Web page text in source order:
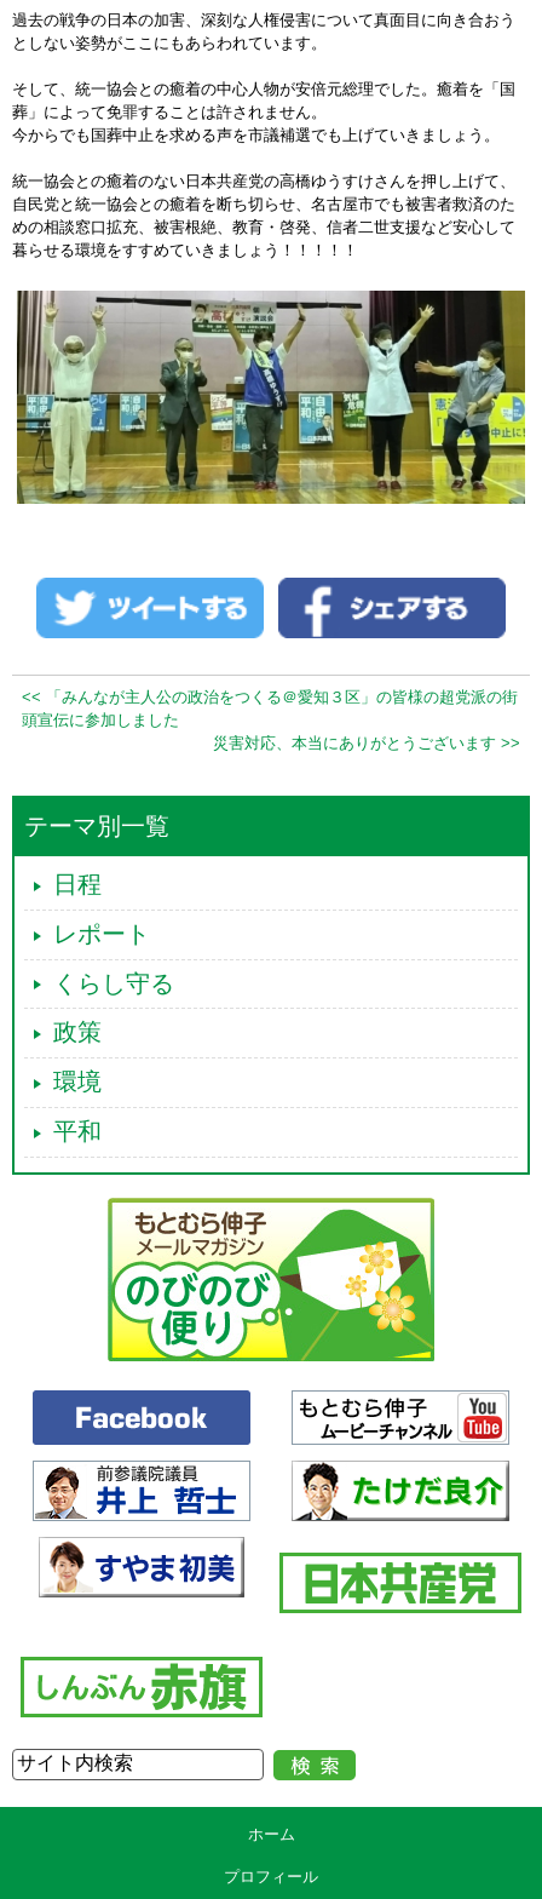
過去の戦争の日本の加害、深刻な人権侵害について真面目に向き合おう
としない姿勢がここにもあらわれています。
そして、統一協会との癒着の中心人物が安倍元総理でした。癒着を「国
葬」によって免罪することは許されません。
今からでも国葬中止を求める声を市議補選でも上げていきましょう。
統一協会との癒着のない日本共産党の高橋ゆうすけさんを押し上げて、
自民党と統一協会との癒着を断ち切らせ、名古屋市でも被害者救済のた
めの相談窓口拡充、被害根絶、教育・啓発、信者二世支援など安心して
暮らせる環境をすすめていきましょう！！！！！
<< 「みんなが主人公の政治をつくる＠愛知３区」の皆様の超党派の街
頭宣伝に参加しました
災害対応、本当にありがとうございます >>
テーマ別一覧
日程
レポート
くらし守る
政策
環境
平和
ホーム
プロフィール